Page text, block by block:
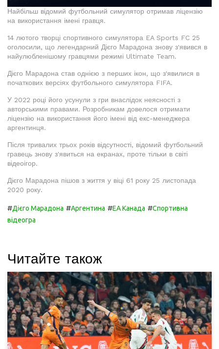
Найбільш відомий футбольний симулятор отримав ліцензію
на використання імені гравця.
14 лютого творці спортивного симулятора EA Sports FC 25
оголосили, що легендарний Дієго Марадона знову з'явився в
найулюбленішому гравцями режимі Ultimate Team.
Дієго Марадона став однією з перших ікон, що з'явилися в
початкових версіях футбольного симулятора FIFA.
У 2022 році його усунули з гри внаслідок неясності з
авторськими правами. Розробникам довелося отримати
ліцензію на використання його імені від екс-менеджера
аргентинця.
Після тривалих трьох років відсутності, відомий футбольний
гравець знову з'явиться на екранах, проте тільки в світі
відеоігор.
Дієго Марадона пішов з життя у віці 61 року 25 листопада
2020 року.
#Дієго Марадона #Аргентина #EA Канада #Спортивна
відеогра
Читайте також